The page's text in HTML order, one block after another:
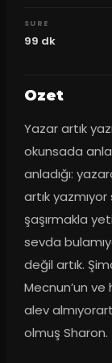
SURE
99 dk
Ozet
Yazar artık
okunsada
anladığı:
artık
şaşırmakla
sevda
değil artık.
Mecnun’un
alev
olmuş Sharon.